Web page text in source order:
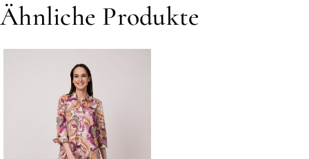
Ähnliche Produkte